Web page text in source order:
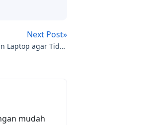
Next Post»
Laptop agar Tidak
mudah